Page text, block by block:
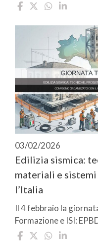
03/02/2026
Edilizia sismica:
materiali e
l’Italia
Il 4 febbraio la
Formazione e ISI: